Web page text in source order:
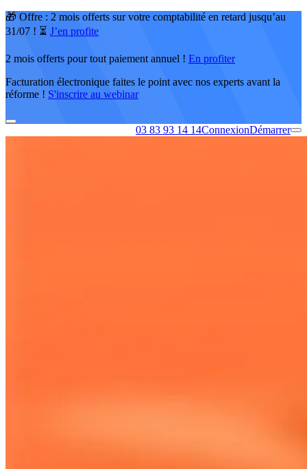
🎁 Offre : 2 mois offerts sur votre comptabilité en retard jusqu’au
31/07 ! ⏳ J’en profite
2 mois offerts pour tout paiement annuel ! En profiter
Facturation électronique faites le point avec nos experts avant la
réforme ! S'inscrire au webinar
03 83 93 14 14ConnexionDémarrer